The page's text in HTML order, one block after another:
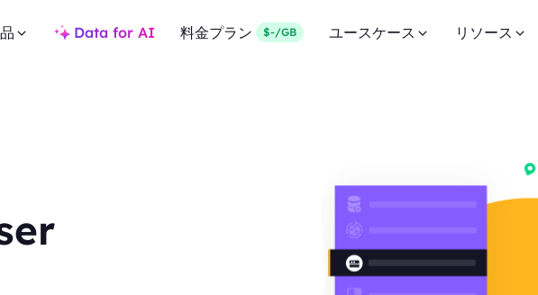
Data for AI 料金プラン $-/GB ユースケース リソース